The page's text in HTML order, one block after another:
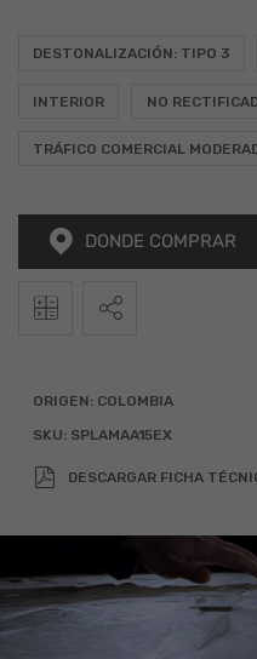
DESTONALIZACIÓN: TIPO 3
INTERIOR NO
TRÁFICO COMERCIAL
DONDE COMPRAR
Calculadora Alto
ORIGEN: COLOMBIA
SKU: SPLAMAA15EX
DESCARGAR FICHA